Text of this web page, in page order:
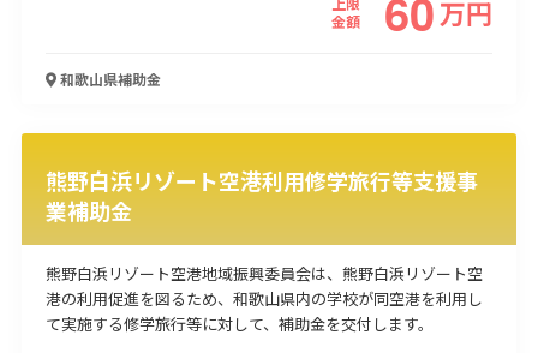
金額
万円
和歌山県補助金
熊野白浜リゾート空港利用修学旅行等支援事
業補助金
熊野白浜リゾート空港地域振興委員会は、熊野白浜リゾート空
港の利用促進を図るため、和歌山県内の学校が同空港を利用し
て実施する修学旅行等に対して、補助金を交付します。